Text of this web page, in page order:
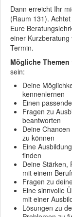
Dann erreicht Ihr
(Raum 131).
Eure
einer
Termin.
Mögliche Themen
sein:
Deine
kennenlernen
Einen
Fragen zu
beantworten
Deine
zu können
Eine
finden
Deine Stärken,
mit einem
Fragen zu
Eine sinnvolle
mit einer
Lösungen zu